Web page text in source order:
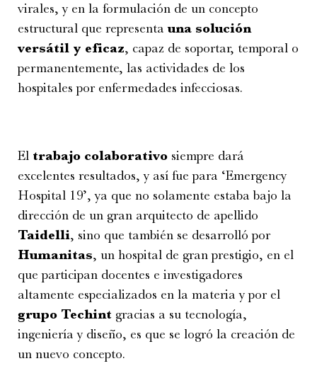
virales, y en la formulación de un concepto
estructural que representauna solución
versátil y eficaz, capaz de soportar, temporal o
permanentemente, las actividades de los
hospitales por enfermedades infecciosas.
El trabajo colaborativo siempre dará
excelentes resultados, y así fue para ‘Emergency
Hospital 19’, ya que no solamente estaba bajo la
dirección de un gran arquitecto de apellido
Taidelli, sino que también se desarrolló por
Humanitas, un hospital de gran prestigio, en el
que participan docentes e investigadores
altamente especializados en la materia y por el
grupo Techint gracias a su tecnología,
ingeniería y diseño, es que se logró la creación de
un nuevo concepto.